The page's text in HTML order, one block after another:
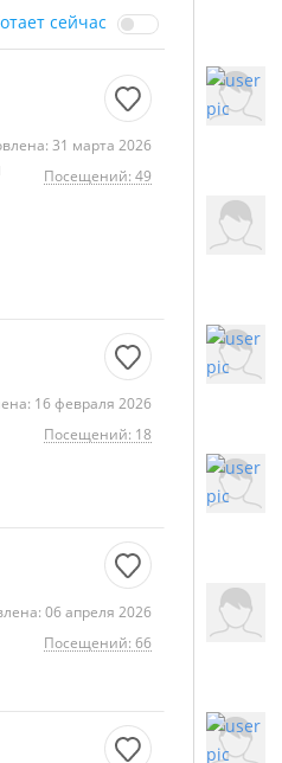
сейчас
31 марта 2026
Посещений: 49
16 февраля 2026
Посещений: 18
06 апреля 2026
Посещений: 66